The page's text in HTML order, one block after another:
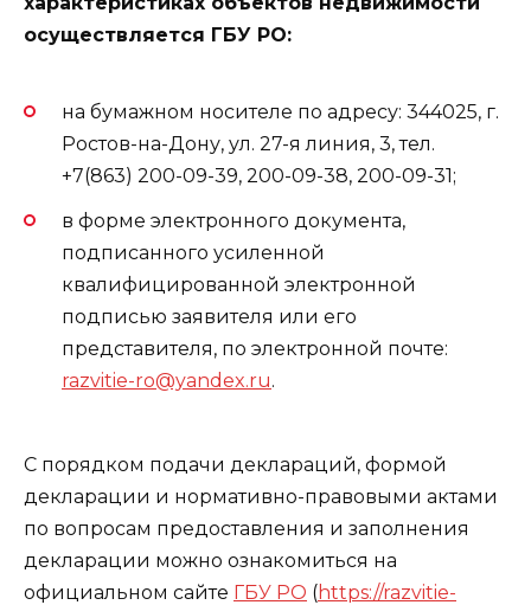
осуществляется ГБУ РО:
на бумажном носителе по адресу: 344025, г.
Ростов-на-Дону, ул. 27-я линия, 3, тел.
+7(863) 200-09-39, 200-09-38, 200-09-31;
в форме электронного документа,
подписанного усиленной
квалифицированной электронной
подписью заявителя или его
представителя, по электронной почте:
razvitie-ro@yandex.ru.
С порядком подачи деклараций, формой
декларации и нормативно-правовыми актами
по вопросам предоставления и заполнения
декларации можно ознакомиться на
официальном сайте ГБУ РО (https://razvitie-